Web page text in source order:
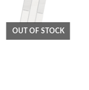
OUT OF STOCK